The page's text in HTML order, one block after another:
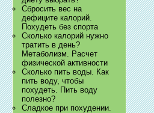
Сбросить вес на
дефиците калорий.
Похудеть без спорта
Сколько калорий нужно
тратить в день?
Метаболизм. Расчет
физической активности
Сколько пить воды. Как
пить воду, чтобы
похудеть. Пить воду
полезно?
Сладкое при похудении.